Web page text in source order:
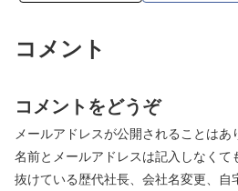
コメント
コメントをどうぞ
メールアドレスが公開されることはあ
名前とメールアドレスは記入しなくて
抜けている歴代社長、会社名変更、自